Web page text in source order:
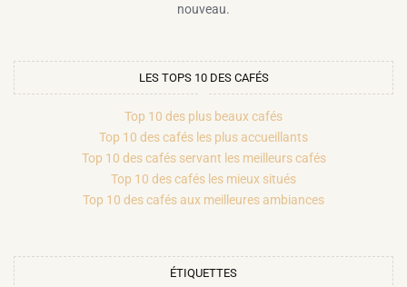
nouveau.
LES TOPS 10 DES CAFÉS
Top 10 des plus beaux cafés
Top 10 des cafés les plus accueillants
Top 10 des cafés servant les meilleurs cafés
Top 10 des cafés les mieux situés
Top 10 des cafés aux meilleures ambiances
ÉTIQUETTES